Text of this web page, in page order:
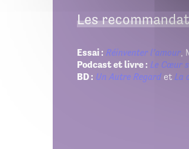
Les
Essai : Réinventer l’amour
Podcast et livre : Le Cœur
BD : Un Autre Regard et La